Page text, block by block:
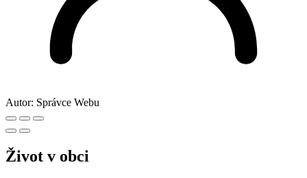
Autor: Správce Webu
Život v obci